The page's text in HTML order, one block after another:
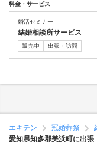
料金・サービス
婚活セミナー
結婚相談所サービス
販売中 出張・訪問
エキテン 冠婚葬祭
愛知県知多郡美浜町に出